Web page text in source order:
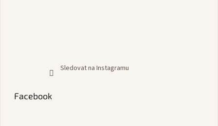
Sledovat na Instagramu
Facebook